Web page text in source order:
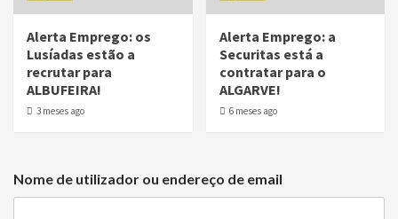
Alerta Emprego: os
Lusíadas estão a
recrutar para
ALBUFEIRA!
3 meses ago
Alerta Emprego: a
Securitas está a
contratar para o
ALGARVE!
6 meses ago
Nome de utilizador ou endereço de email